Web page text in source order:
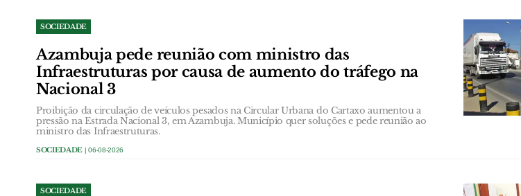
SOCIEDADE
Azambuja pede reunião com ministro das
Infraestruturas por causa de aumento do tráfego na
Nacional 3
Proibição da circulação de veículos pesados na Circular Urbana do Cartaxo aumentou a
pressão na Estrada Nacional 3, em Azambuja. Município quer soluções e pede reunião ao
ministro das Infraestruturas.
SOCIEDADE | 06-08-2026
SOCIEDADE